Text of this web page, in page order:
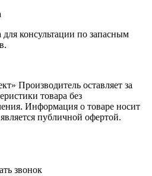
для консультации по запасным
Производитель оставляет за
товара без
Информация о товаре носит
публичной офертой.